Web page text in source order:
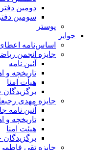
دومین
سومین
پوستر
جوایز
اساس‌نامه
جایزه انجمن
آئین نامه
تاریخچه و
هیأت امنا
برگزیدگان
جایزه مهدی
آئین نامه
تاریخچه و
هیئت امنا
برگزیدگان
جایزه تقی